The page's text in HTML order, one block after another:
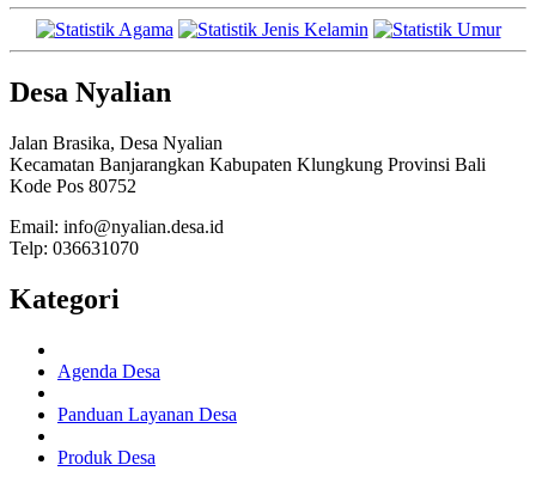
Desa Nyalian
Jalan Brasika, Desa Nyalian
Kecamatan Banjarangkan Kabupaten Klungkung Provinsi Bali
Kode Pos 80752
Email: info@nyalian.desa.id
Telp: 036631070
Kategori
Agenda Desa
Panduan Layanan Desa
Produk Desa